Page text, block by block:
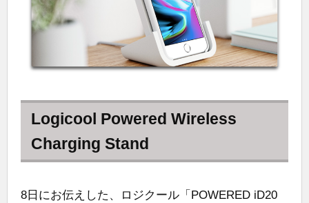
Logicool Powered Wireless
Charging Stand
8日にお伝えした、ロジクール「POWERED iD20